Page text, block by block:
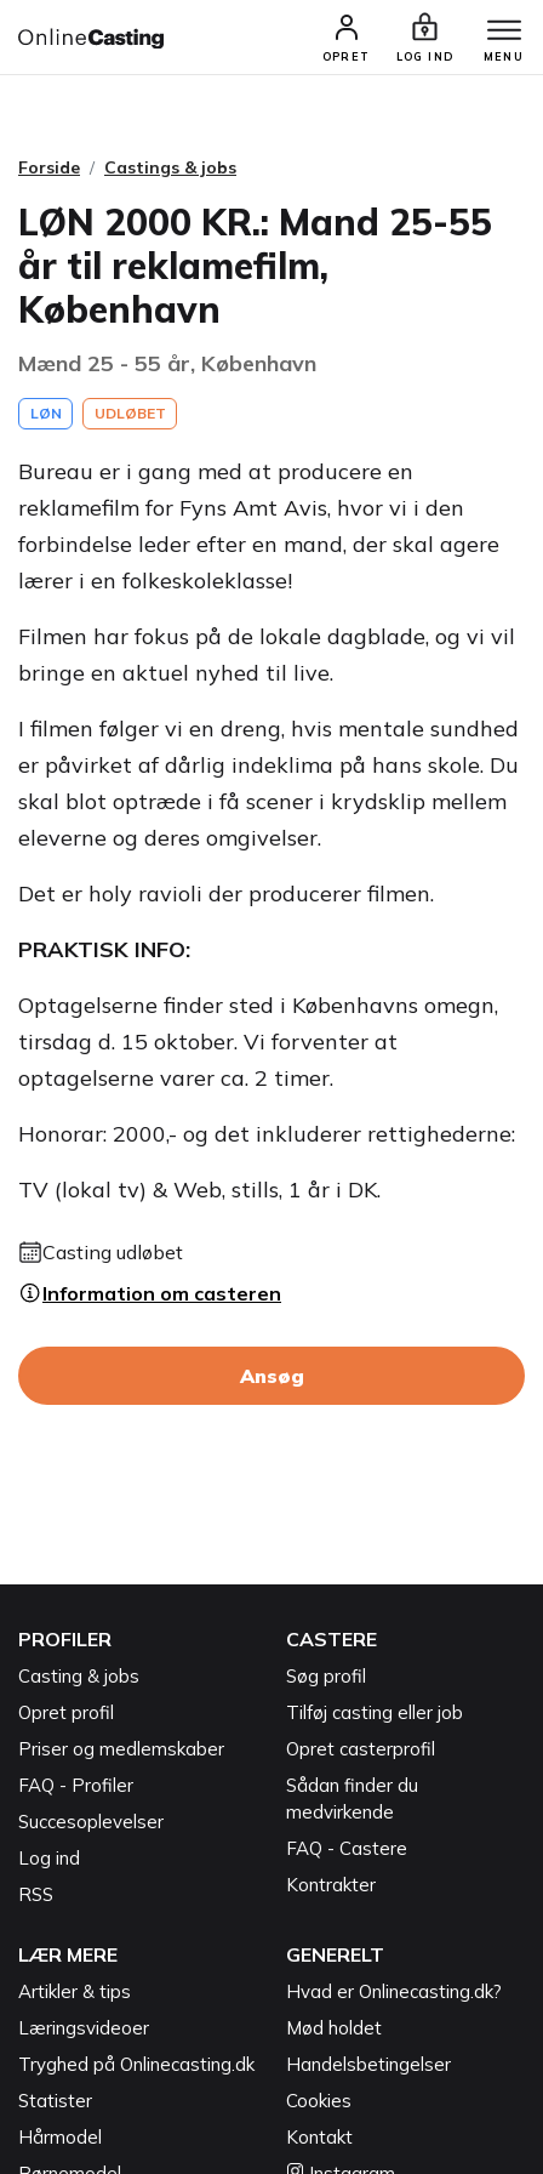
OPRET LOG IND MENU
CASTINGS & JOBS SØG PROFIL
Forside Castings & jobs
LØN 2000 KR.: Mand 25-55
år til reklamefilm,
København
Mænd 25 - 55 år, København
LØN UDLØBET
Bureau er i gang med at producere en
reklamefilm for Fyns Amt Avis, hvor vi i den
forbindelse leder efter en mand, der skal agere
lærer i en folkeskoleklasse!
Filmen har fokus på de lokale dagblade, og vi vil
bringe en aktuel nyhed til live.
I filmen følger vi en dreng, hvis mentale sundhed
er påvirket af dårlig indeklima på hans skole. Du
skal blot optræde i få scener i krydsklip mellem
eleverne og deres omgivelser.
Det er holy ravioli der producerer filmen.
PRAKTISK INFO:
Optagelserne finder sted i Københavns omegn,
tirsdag d. 15 oktober. Vi forventer at
optagelserne varer ca. 2 timer.
Honorar: 2000,- og det inkluderer rettighederne:
TV (lokal tv) & Web, stills, 1 år i DK.
Casting udløbet
Information om casteren
Ansøg
PROFILER
Casting & jobs
Opret profil
Priser og medlemskaber
FAQ - Profiler
Succesoplevelser
Log ind
RSS
CASTERE
Søg profil
Tilføj casting eller job
Opret casterprofil
Sådan finder du
medvirkende
FAQ - Castere
Kontrakter
LÆR MERE
Artikler & tips
Læringsvideoer
Tryghed på Onlinecasting.dk
Statister
Hårmodel
GENERELT
Hvad er Onlinecasting.dk?
Mød holdet
Handelsbetingelser
Cookies
Kontakt